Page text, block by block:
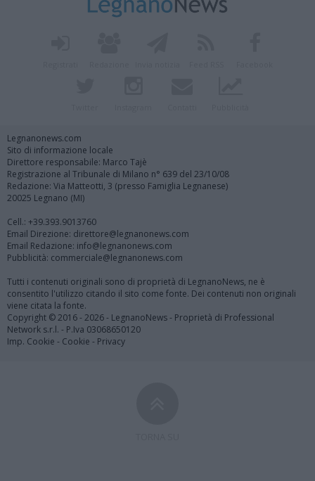
Legnanonews.com
Sito di informazione locale
Direttore responsabile: Marco Tajè
Registrazione al Tribunale di Milano n° 639 del 23/10/08
Redazione: Via Matteotti, 3 (presso Famiglia Legnanese)
20025 Legnano (MI)
Cell.: +39.393.9013760
Email Direzione: direttore@legnanonews.com
Email Redazione: info@legnanonews.com
Pubblicità: commerciale@legnanonews.com
Tutti i contenuti originali sono di proprietà di LegnanoNews, ne è
consentito l'utilizzo citando il sito come fonte. Dei contenuti non originali
viene citata la fonte.
Copyright © 2016 - 2026 - LegnanoNews - Proprietà di Professional
Network s.r.l. - P.Iva 03068650120
Imp. Cookie - Cookie - Privacy